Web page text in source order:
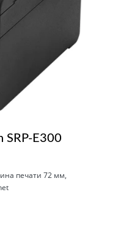
SRP-E300
печати 72 мм,